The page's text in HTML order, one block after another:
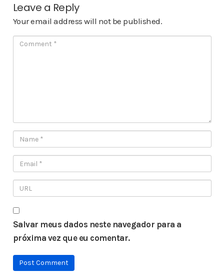
Leave a Reply
Your email address will not be published.
Salvar meus dados neste navegador para a
próxima vez que eu comentar.